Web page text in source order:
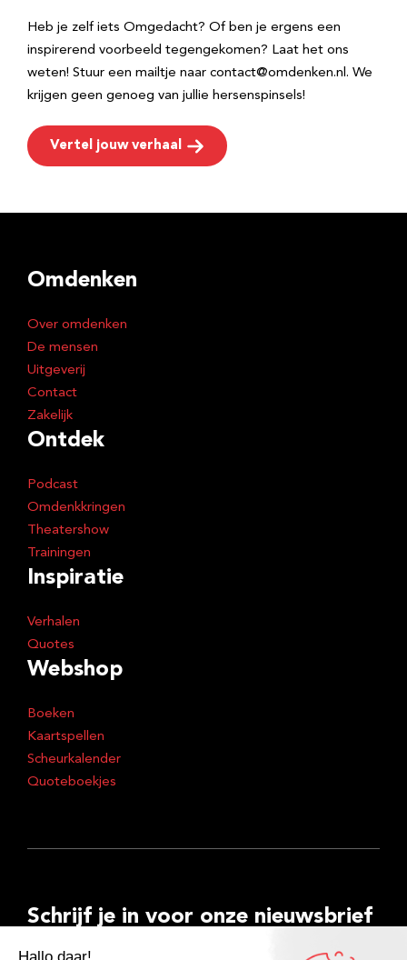
Heb je zelf iets Omgedacht? Of ben je ergens een
inspirerend voorbeeld tegengekomen? Laat het ons
weten! Stuur een mailtje naar contact@omdenken.nl. We
krijgen geen genoeg van jullie hersenspinsels!
Vertel jouw verhaal
Omdenken
Over omdenken
De mensen
Uitgeverij
Contact
Zakelijk
Ontdek
Podcast
Omdenkkringen
Theatershow
Trainingen
Inspiratie
Verhalen
Quotes
Webshop
Boeken
Kaartspellen
Scheurkalender
Quoteboekjes
Schrijf je in voor onze nieuwsbrief